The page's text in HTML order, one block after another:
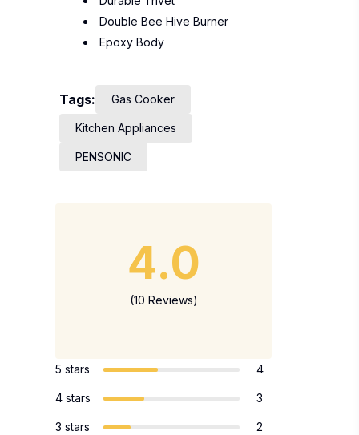
Double Bee Hive Burner
Epoxy Body
Tags: Gas Cooker
Kitchen Appliances
PENSONIC
4.0
(10 Reviews)
5 stars 4
4 stars 3
3 stars 2